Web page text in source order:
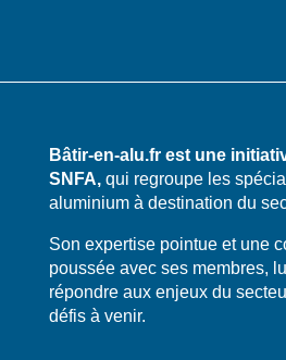
Bâtir-en-alu.fr est une
SNFA,qui regroupe les
aluminium à destination du
​​Son expertise pointue et une
poussée avec ses membres,
répondre aux enjeux du
défis à venir.